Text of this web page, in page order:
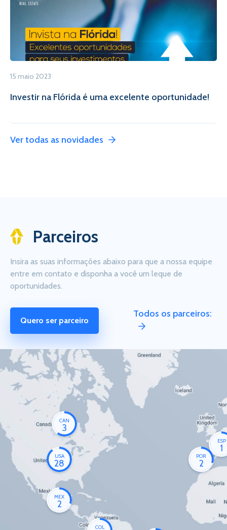
15 maio 2023
Investir na Flórida é uma excelente oportunidade!
Ver todas as novidades
Parceiros
Insira as suas informações abaixo para que a nossa equipe
entre em contato e disponha a você um leque de
oportunidades.
Quero ser parceiro
Todos os parceiros:
CAN
3
USA
28
MEX
2
COL
POR
2
ESP
1